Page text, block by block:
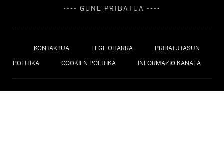
KONTAKTUA LEGE OHARRA PRIBATUTASUN
POLITIKA COOKIEN POLITIKA INFORMAZIO KANALA
---- GUNE PRIBATUA ----